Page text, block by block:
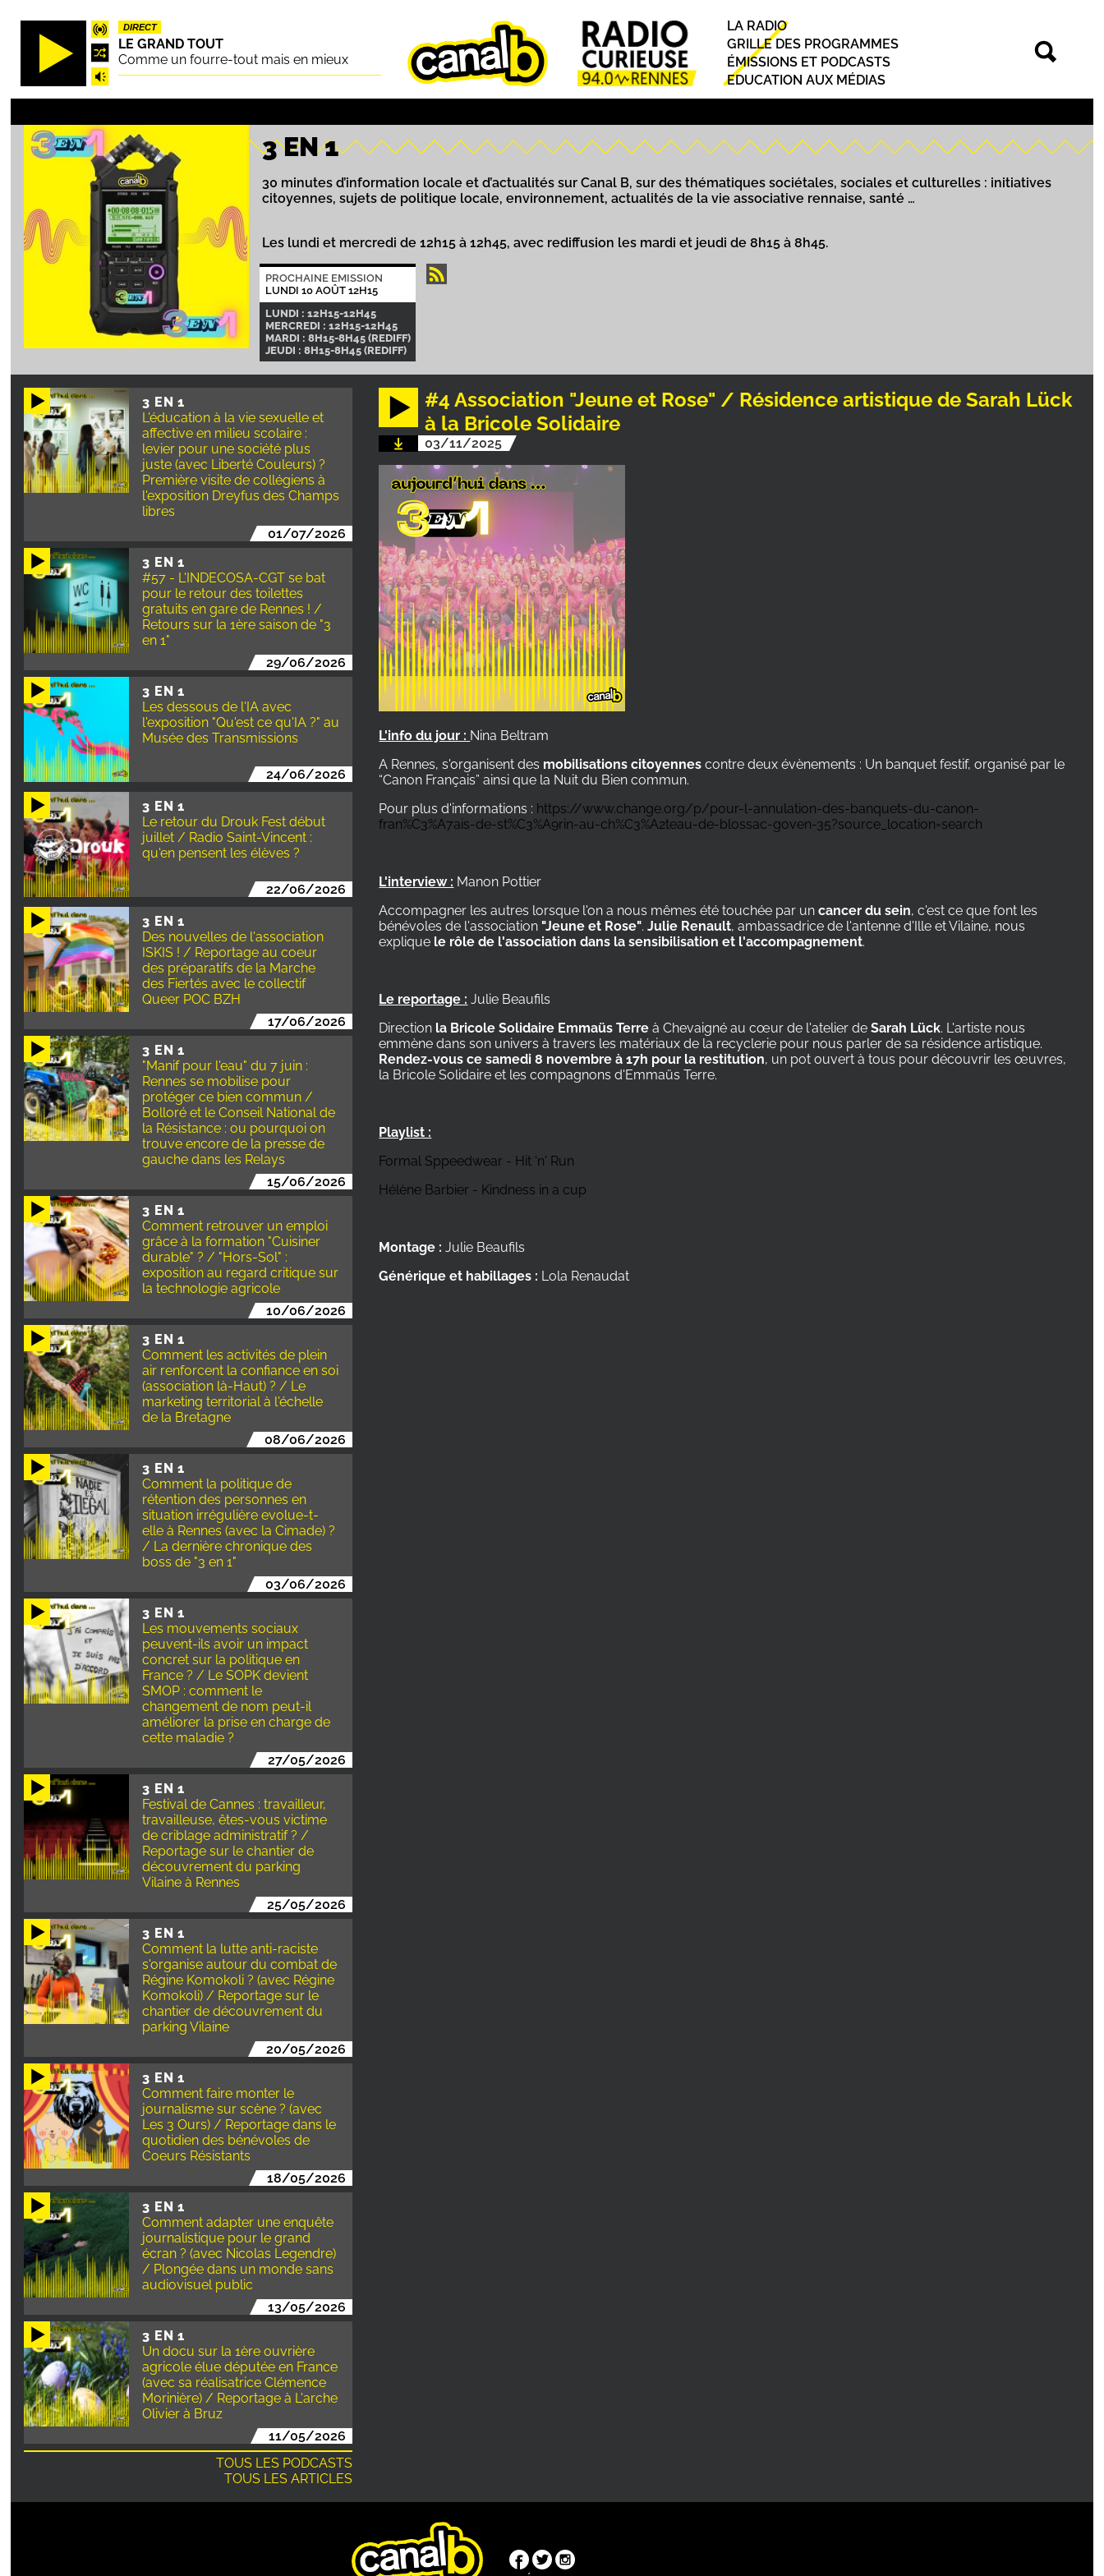
Aller
principal
DIRECT
LE GRAND TOUT
Comme un fourre-tout mais en mieux
Principal
LA RADIO
GRILLE DES PROGRAMMES
ÉMISSIONS ET PODCASTS
EDUCATION AUX MÉDIAS
3 EN 1
30 minutes d’information locale et d’actualités sur Canal B, sur des thématiques sociétales, sociales et culturelles : initiatives
citoyennes, sujets de politique locale, environnement, actualités de la vie associative rennaise, santé …
Les lundi et mercredi de 12h15 à 12h45, avec rediffusion les mardi et jeudi de 8h15 à 8h45.
PROCHAINE EMISSION
LUNDI 10 AOÛT 12H15
LUNDI : 12H15-12H45
MERCREDI : 12H15-12H45
MARDI : 8H15-8H45 (REDIFF)
JEUDI : 8H15-8H45 (REDIFF)
3 EN 1
L'éducation à la vie sexuelle et
affective en milieu scolaire :
levier pour une société plus
juste (avec Liberté Couleurs) ?
Première visite de collégiens à
l'exposition Dreyfus des Champs
libres
01/07/2026
3 EN 1
#57 - L'INDECOSA-CGT se bat
pour le retour des toilettes
gratuits en gare de Rennes ! /
Retours sur la 1ère saison de "3
en 1"
29/06/2026
3 EN 1
Les dessous de l'IA avec
l'exposition "Qu'est ce qu'IA ?" au
Musée des Transmissions
24/06/2026
3 EN 1
Le retour du Drouk Fest début
juillet / Radio Saint-Vincent :
qu'en pensent les élèves ?
22/06/2026
3 EN 1
Des nouvelles de l'association
ISKIS ! / Reportage au coeur
des préparatifs de la Marche
des Fiertés avec le collectif
Queer POC BZH
17/06/2026
3 EN 1
"Manif pour l'eau" du 7 juin :
Rennes se mobilise pour
protéger ce bien commun /
Bolloré et le Conseil National de
la Résistance : ou pourquoi on
trouve encore de la presse de
gauche dans les Relays
15/06/2026
3 EN 1
Comment retrouver un emploi
grâce à la formation "Cuisiner
durable" ? / "Hors-Sol" :
exposition au regard critique sur
la technologie agricole
10/06/2026
3 EN 1
Comment les activités de plein
air renforcent la confiance en soi
(association là-Haut) ? / Le
marketing territorial à l'échelle
de la Bretagne
08/06/2026
3 EN 1
Comment la politique de
rétention des personnes en
situation irrégulière evolue-t-
elle à Rennes (avec la Cimade) ?
/ La dernière chronique des
boss de "3 en 1"
03/06/2026
3 EN 1
Les mouvements sociaux
peuvent-ils avoir un impact
concret sur la politique en
France ? / Le SOPK devient
SMOP : comment le
changement de nom peut-il
améliorer la prise en charge de
cette maladie ?
27/05/2026
3 EN 1
Festival de Cannes : travailleur,
travailleuse, êtes-vous victime
de criblage administratif ? /
Reportage sur le chantier de
découvrement du parking
Vilaine à Rennes
25/05/2026
3 EN 1
Comment la lutte anti-raciste
s'organise autour du combat de
Régine Komokoli ? (avec Régine
Komokoli) / Reportage sur le
chantier de découvrement du
parking Vilaine
20/05/2026
3 EN 1
Comment faire monter le
journalisme sur scène ? (avec
Les 3 Ours) / Reportage dans le
quotidien des bénévoles de
Coeurs Résistants
18/05/2026
3 EN 1
Comment adapter une enquête
journalistique pour le grand
écran ? (avec Nicolas Legendre)
/ Plongée dans un monde sans
audiovisuel public
13/05/2026
3 EN 1
Un docu sur la 1ère ouvrière
agricole élue députée en France
(avec sa réalisatrice Clémence
Morinière) / Reportage à L'arche
Olivier à Bruz
11/05/2026
TOUS LES PODCASTS
TOUS LES ARTICLES
#4 Association "Jeune et Rose" / Résidence artistique de Sarah Lück
à la Bricole Solidaire
03/11/2025
L'info du jour : Nina Beltram
A Rennes, s'organisent des mobilisations citoyennes contre deux évènements : Un banquet festif, organisé par le
“Canon Français” ainsi que la Nuit du Bien commun.
Pour plus d'informations : https://www.change.org/p/pour-l-annulation-des-banquets-du-canon-
fran%C3%A7ais-de-st%C3%A9rin-au-ch%C3%A2teau-de-blossac-goven-35?source_location=search
L'interview : Manon Pottier
Accompagner les autres lorsque l'on a nous mêmes été touchée par uncancer du sein, c'est ce que font les
bénévoles de l'association "Jeune et Rose".Julie Renault, ambassadrice de l'antenne d'Ille et Vilaine, nous
explique le rôle de l'association dans la sensibilisation et l'accompagnement.
Le reportage : Julie Beaufils
Direction la Bricole Solidaire Emmaüs Terre à Chevaigné au cœur de l'atelier deSarah Lück. L'artiste nous
emmène dans son univers à travers les matériaux de la recyclerie pour nous parler de sa résidence artistique.
Rendez-vous ce samedi 8 novembre à 17h pour la restitution, un pot ouvert à tous pour découvrir les œuvres,
la Bricole Solidaire et les compagnons d'Emmaüs Terre.
Playlist :
Formal Sppeedwear - Hit 'n' Run
Hélène Barbier - Kindness in a cup
Montage : Julie Beaufils
Générique et habillages : Lola Renaudat